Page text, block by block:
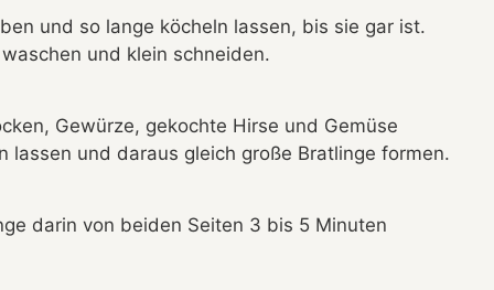
und so lange köcheln lassen, bis sie gar ist.
und klein schneiden.
Gewürze, gekochte Hirse und Gemüse
lassen und daraus gleich große Bratlinge formen.
darin von beiden Seiten 3 bis 5 Minuten